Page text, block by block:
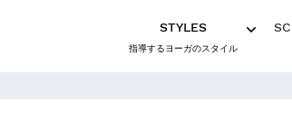
STYLES
指導するヨーガのスタイル